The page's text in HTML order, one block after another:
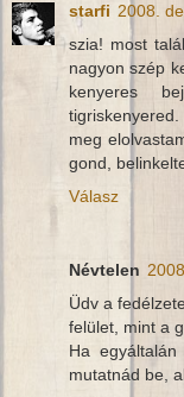
starfi 2008.
szia! most
nagyon szép
kenyeres
meg
gond,
Válasz
Névtelen
Üdv a
felület, mint a
Ha
mutatnád be,